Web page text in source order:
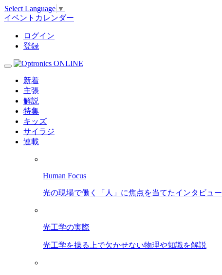
Select Language ▼
イベントカレンダー
ログイン
登録
新着
主張
解説
特集
キッズ
サイラジ
連載
Human Focus
光の現場で働く「人」に焦点を当てたインタビュー
光工学の実際
光工学を操る上で欠かせない物理や知識を解説